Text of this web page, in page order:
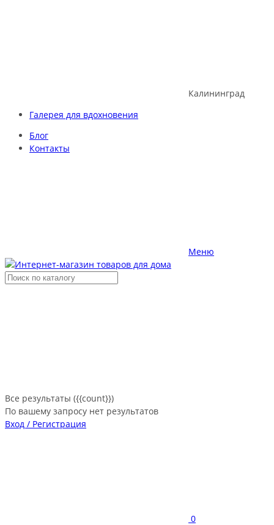
Калининград
Галерея для вдохновения
Блог
Контакты
Меню
Все результаты ({{count}})
По вашему запросу нет результатов
Вход / Регистрация
0